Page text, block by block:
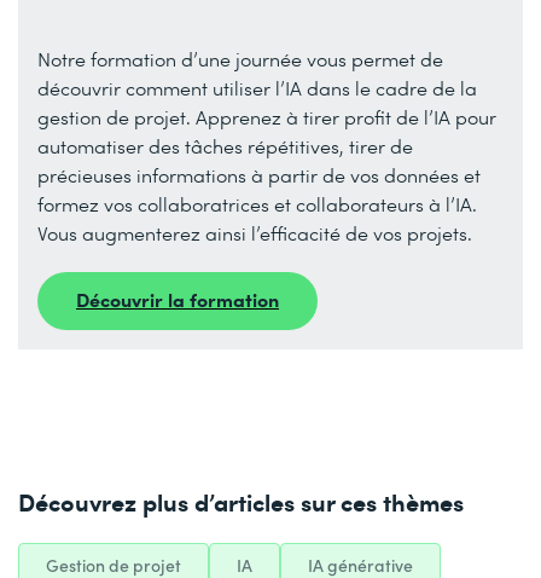
Notre formation d’une journée vous permet de
découvrir comment utiliser l’IA dans le cadre de la
gestion de projet. Apprenez à tirer profit de l’IA pour
automatiser des tâches répétitives, tirer de
précieuses informations à partir de vos données et
formez vos collaboratrices et collaborateurs à l’IA.
Vous augmenterez ainsi l’efficacité de vos projets.
Découvrir la formation
Découvrez plus d’articles sur ces thèmes
Gestion de projet IA IA générative